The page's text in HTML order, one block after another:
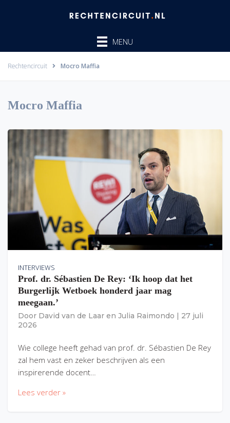
MENU
Rechtencircuit Mocro Maffia
Mocro Maffia
INTERVIEWS
Prof. dr. Sébastien De Rey: ‘Ik hoop dat het
Burgerlijk Wetboek honderd jaar mag
meegaan.’
Door David van de Laar en Julia Raimondo
27 juli
2026
Wie college heeft gehad van prof. dr. Sébastien De Rey
zal hem vast en zeker beschrijven als een
inspirerende docent…
Lees verder »